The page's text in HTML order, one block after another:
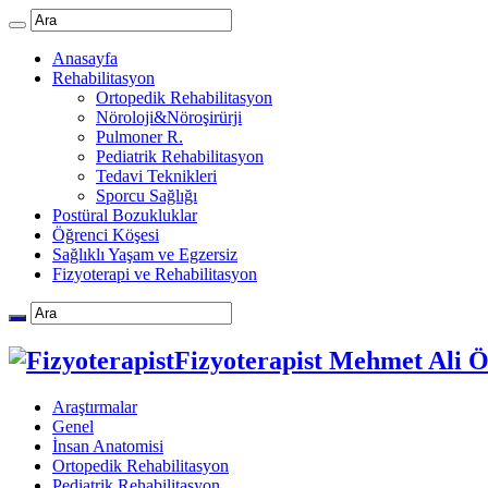
Anasayfa
Rehabilitasyon
Ortopedik Rehabilitasyon
Nöroloji&Nöroşirürji
Pulmoner R.
Pediatrik Rehabilitasyon
Tedavi Teknikleri
Sporcu Sağlığı
Postüral Bozukluklar
Öğrenci Köşesi
Sağlıklı Yaşam ve Egzersiz
Fizyoterapi ve Rehabilitasyon
Fizyoterapist Mehmet Ali
Araştırmalar
Genel
İnsan Anatomisi
Ortopedik Rehabilitasyon